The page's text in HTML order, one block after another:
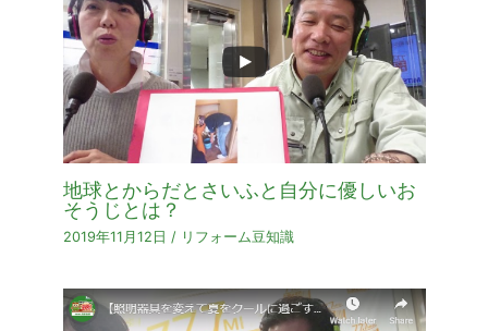
地球とからだとさいふと自分に優しいお
そうじとは？
2019年11月12日 / リフォーム豆知識